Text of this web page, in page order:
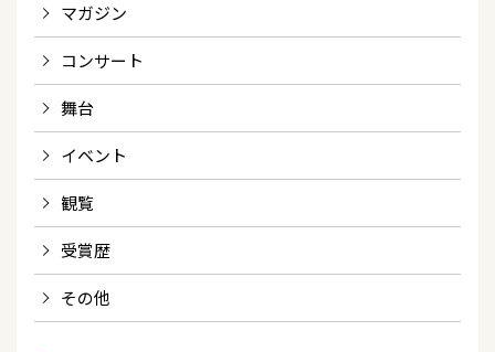
マガジン
コンサート
舞台
イベント
観覧
受賞歴
その他